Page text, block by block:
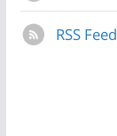
RSS Feed